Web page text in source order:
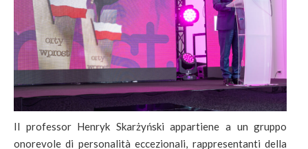
Il professor Henryk Skarżyński appartiene a un gruppo
onorevole di personalità eccezionali, rappresentanti della